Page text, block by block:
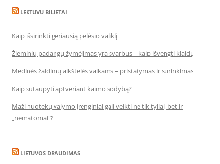
LEKTUVU BILIETAI
Kaip išsirinkti geriausią pelėsio valiklį
Žieminių padangų žymėjimas yra svarbus – kaip išvengti klaidų
Medinės žaidimų aikštelės vaikams – pristatymas ir surinkimas
Kaip sutaupyti aptveriant kaimo sodybą?
Maži nuotekų valymo įrenginiai gali veikti ne tik tyliai, bet ir
„nematomai‘‘?
LIETUVOS DRAUDIMAS